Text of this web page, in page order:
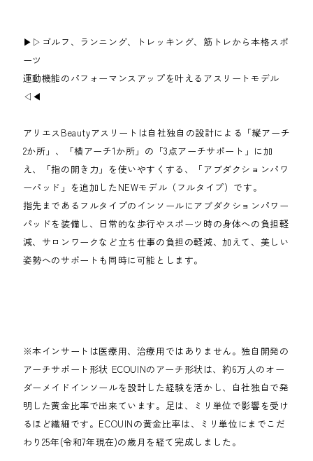
▶▷ゴルフ、ランニング、トレッキング、筋トレから本格スポ
ーツ
運動機能のパフォーマンスアップを叶えるアスリートモデル
◁◀
アリエスBeautyアスリートは自社独自の設計による「縦アーチ
2か所」、「横アーチ1か所」の「3点アーチサポート」に加
え、「指の開き力」を使いやすくする、「アブダクションパワ
ーパッド」を追加したNEWモデル（フルタイプ）です。
指先まであるフルタイプのインソールにアブダクションパワー
パッドを装備し、日常的な歩行やスポーツ時の身体への負担軽
減、サロンワークなど立ち仕事の負担の軽減、加えて、美しい
姿勢へのサポートも同時に可能とします。
※本インサートは医療用、治療用ではありません。独自開発の
アーチサポート形状 ECOUINのアーチ形状は、約6万人のオー
ダーメイドインソールを設計した経験を活かし、自社独自で発
明した黄金比率で出来ています。足は、ミリ単位で影響を受け
るほど繊細です。ECOUINの黄金比率は、ミリ単位にまでこだ
わり25年(令和7年現在)の歳月を経て完成しました。